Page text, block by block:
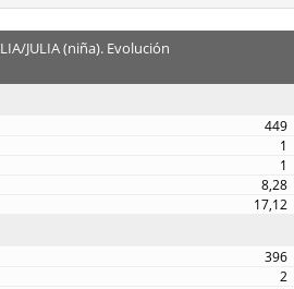
JULIA (niña). Evolución
449
1
1
8,28
17,12
396
2